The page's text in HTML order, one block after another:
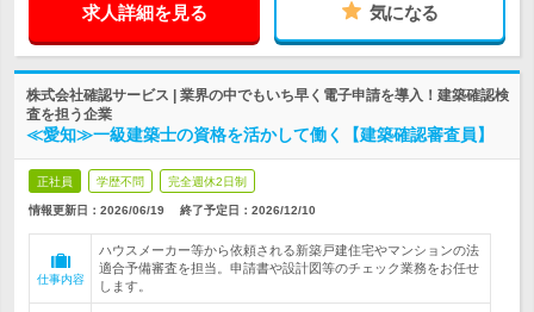
求人詳細を見る 気になる
株式会社確認サービス | 業界の中でもいち早く電子申請を導入！建築確認検
査を担う企業
≪愛知≫一級建築士の資格を活かして働く【建築確認審査員】
正社員 学歴不問 完全週休2日制
情報更新日：2026/06/19 終了予定日： 2026/12/10
仕事内容
ハウスメーカー等から依頼される新築戸建住宅やマンションの法
適合予備審査を担当。申請書や設計図等のチェック業務をお任せ
します。